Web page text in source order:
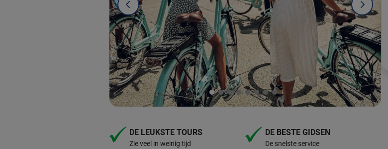
DE LEUKSTE TOURS
Zie veel in weinig tijd
DE BESTE GIDSEN
De snelste service